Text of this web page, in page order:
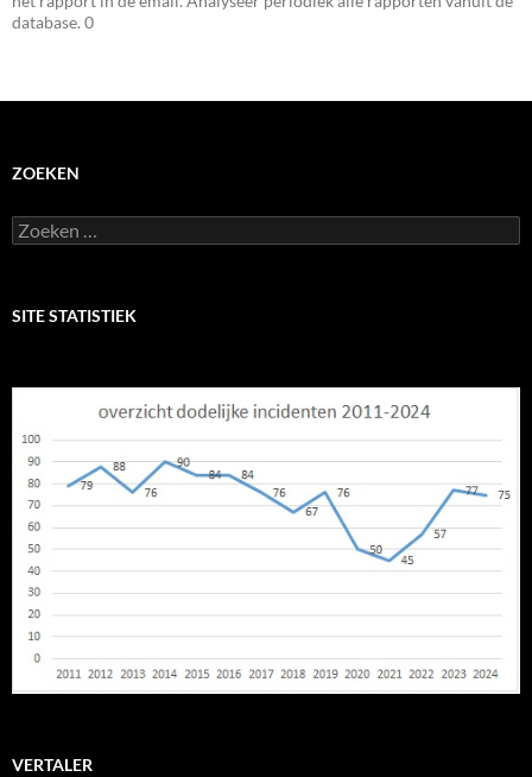
database. 0
ZOEKEN
Zoeken
naar:
SITE STATISTIEK
VERTALER